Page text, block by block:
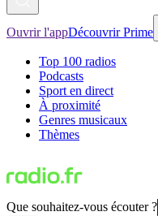
Ouvrir l'appDécouvrir Prime
Top 100 radios
Podcasts
Sport en direct
À proximité
Genres musicaux
Thèmes
Que souhaitez-vous écouter ?